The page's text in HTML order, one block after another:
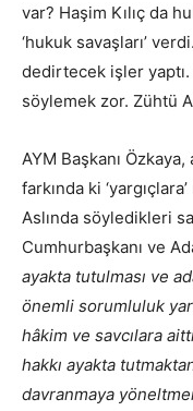
var? Haşim Kılıç da
‘hukuk savaşları’
dedirtecek işler
söylemek zor. Zühtü
AYM Başkanı
farkında ki
Aslında söyledikleri
Cumhurbaşkanı ve
ayakta tutulması ve
önemli sorumluluk
hâkim ve savcılara
hakkı ayakta
davranmaya